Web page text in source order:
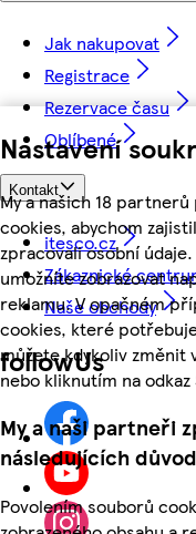
Nastavení
My a našich 18
cookies, abychom
zpracovali osobní
umožníte zobrazovat
reklamu. V opačném
cookies, které
můžete kdykoliv změnit
nebo kliknutím na
My a naši partneři
následujících
Povolením souborů
Jak nakupovat
Registrace
Rezervace času
Oblíbené
Kontakt
itesco.cz
Zákaznické
Naše obchody
followUs